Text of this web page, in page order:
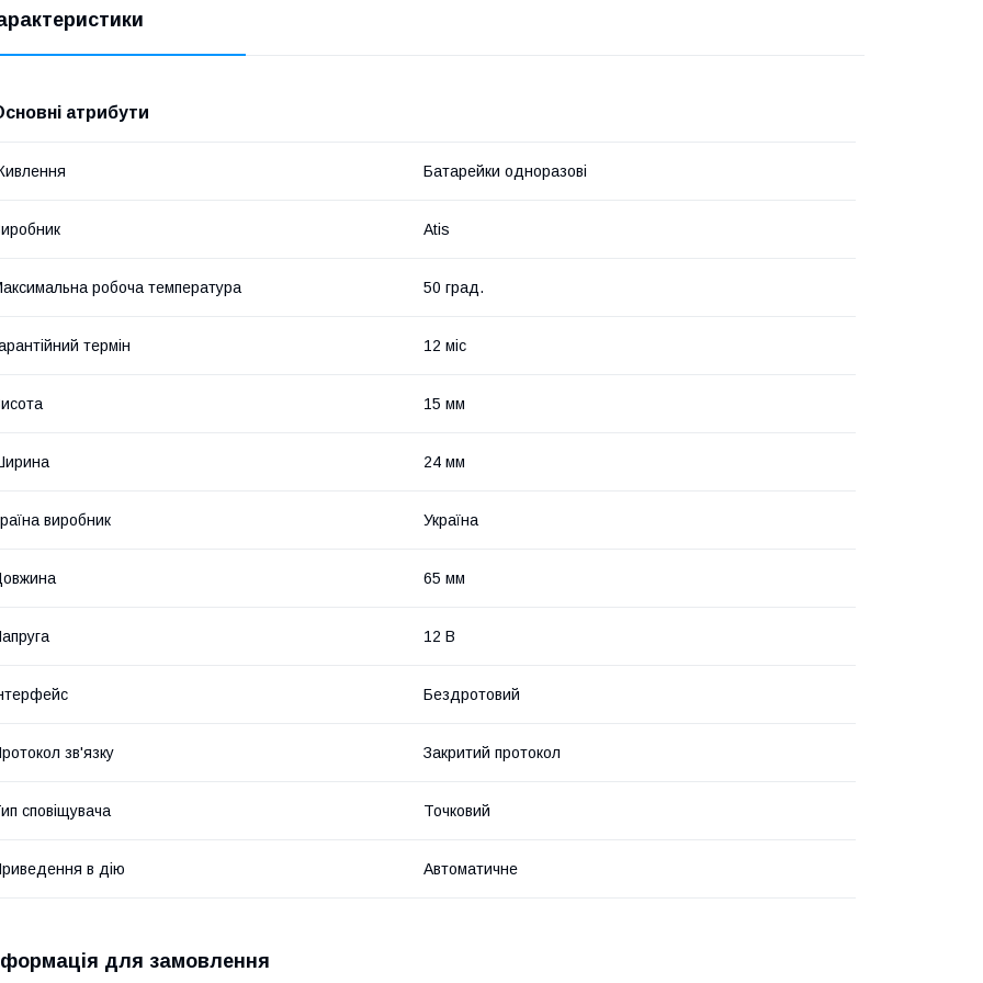
атрибути
Батарейки одноразові
Atis
робоча температура 50 град.
термін 12 міс
15 мм
24 мм
виробник Україна
65 мм
12 В
Бездротовий
зв'язку Закритий протокол
сповіщувача Точковий
в дію Автоматичне
для замовлення